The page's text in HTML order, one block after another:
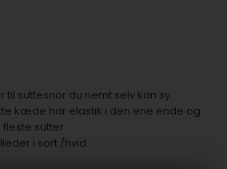
til suttesnor du nemt selv kan sy.
kæde har elastik i den ene ende og
sutter.
i sort /hvid.